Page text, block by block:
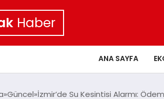
Haber
ANA SAYFA
Güncel İzmir’de Su Kesintisi Alarmı: